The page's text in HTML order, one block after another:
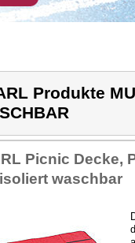
Produkte
Pic­nic De­cke,
wasch­bar